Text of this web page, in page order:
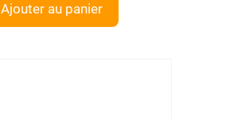
Ajouter au panier